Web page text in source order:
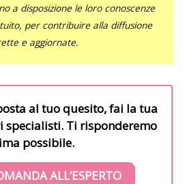
a disposizione le loro conoscenze
per contribuire alla diffusione
e aggiornate.
al tuo quesito, fai la tua
specialisti. Ti risponderemo
possibile.
ALL’ESPERTO